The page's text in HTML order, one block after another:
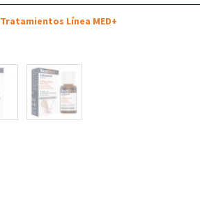
Tratamientos Línea MED+